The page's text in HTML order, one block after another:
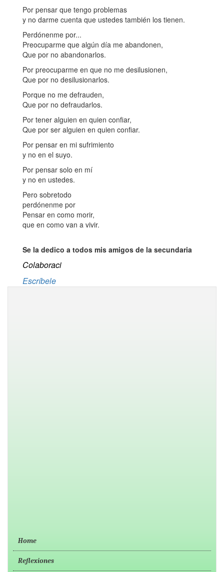
Por pensar que tengo problemas
y no darme cuenta que ustedes también los tienen.
Perdónenme por...
Preocuparme que algún día me abandonen,
Que por no abandonarlos.
Por preocuparme en que no me desilusionen,
Que por no desilusionarlos.
Porque no me defrauden,
Que por no defraudarlos.
Por tener alguien en quien confiar,
Que por ser alguien en quien confiar.
Por pensar en mi sufrimiento
y no en el suyo.
Por pensar solo en mí
y no en ustedes.
Pero sobretodo
perdónenme por
Pensar en como morir,
que en como van a vivir.
Se la dedico a todos mis amigos de la secundaria
Colaboraci
Escríbele
Home
Reflexiones